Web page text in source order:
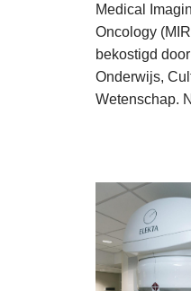
Medical
Oncology
bekostigd
Onderwijs,
Wetenschap.